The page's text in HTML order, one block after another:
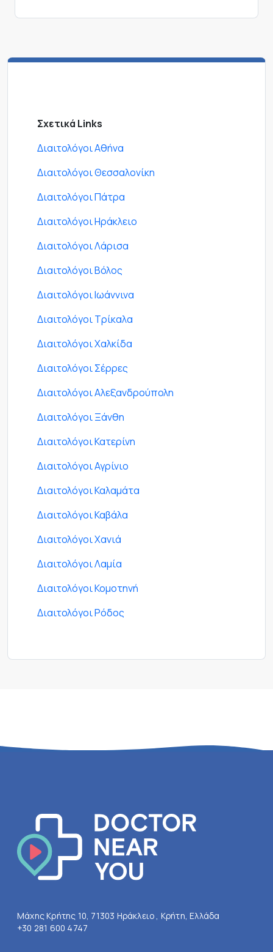
Σχετικά Links
Διαιτολόγοι Αθήνα
Διαιτολόγοι Θεσσαλονίκη
Διαιτολόγοι Πάτρα
Διαιτολόγοι Ηράκλειο
Διαιτολόγοι Λάρισα
Διαιτολόγοι Βόλος
Διαιτολόγοι Ιωάννινα
Διαιτολόγοι Τρίκαλα
Διαιτολόγοι Χαλκίδα
Διαιτολόγοι Σέρρες
Διαιτολόγοι Αλεξανδρούπολη
Διαιτολόγοι Ξάνθη
Διαιτολόγοι Κατερίνη
Διαιτολόγοι Αγρίνιο
Διαιτολόγοι Καλαμάτα
Διαιτολόγοι Καβάλα
Διαιτολόγοι Χανιά
Διαιτολόγοι Λαμία
Διαιτολόγοι Κομοτηνή
Διαιτολόγοι Ρόδος
Μάχης Κρήτης 10, 71303 Ηράκλειο , Κρήτη, Ελλάδα
+30 281 600 4747